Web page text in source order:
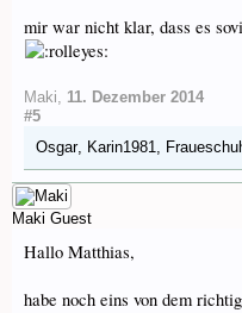
mir war nicht klar, dass es
Maki, 11. Dezember 2014
#5
Osgar, Karin1981,
Maki Guest
Hallo Matthias,
habe noch eins von dem